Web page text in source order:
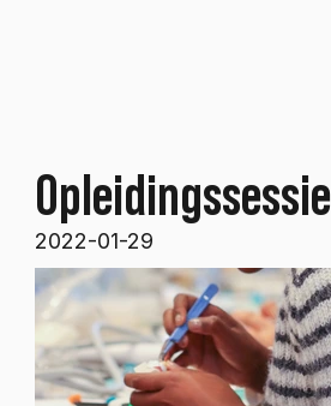
Opleidingssessie
2022-01-29